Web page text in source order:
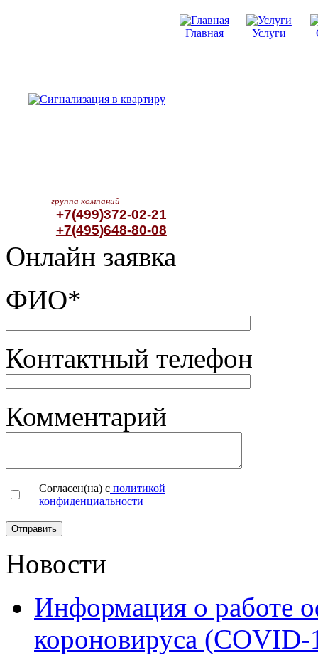
Главная Услуги
группа компаний
+7(499)372-02-21
+7(495)648-80-08
Онлайн заявка
ФИО*
Контактный телефон
Комментарий
Согласен(на) с политикой
конфиденциальности
Новости
Информация о работе
короновируса (COVID-